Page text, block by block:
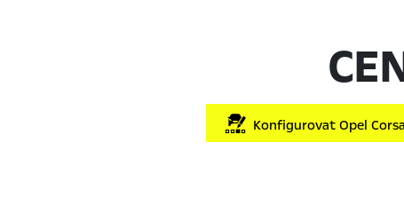
Konfigurovat Opel